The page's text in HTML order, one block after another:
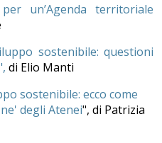
un’Agenda territoriale
sostenibile: questioni
, di Elio Manti
sostenibile: ecco come
degli Atenei", di Patrizia